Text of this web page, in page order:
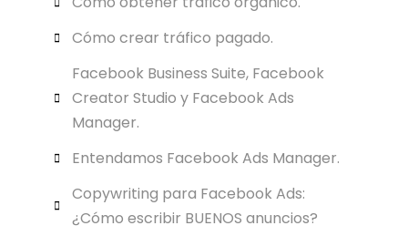
Cómo crear tráfico pagado.
Facebook Business Suite, Facebook
Creator Studio y Facebook Ads
Manager.
Entendamos Facebook Ads Manager.
Copywriting para Facebook Ads:
¿Cómo escribir BUENOS anuncios?